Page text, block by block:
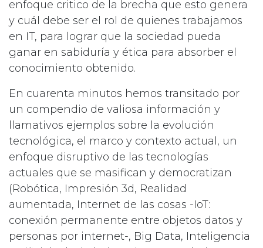
enfoque critico de la brecha que esto genera
y cuál debe ser el rol de quienes trabajamos
en IT, para lograr que la sociedad pueda
ganar en sabiduría y ética para absorber el
conocimiento obtenido.
En cuarenta minutos hemos transitado por
un compendio de valiosa información y
llamativos ejemplos sobre la evolución
tecnológica, el marco y contexto actual, un
enfoque disruptivo de las tecnologías
actuales que se masifican y democratizan
(Robótica, Impresión 3d, Realidad
aumentada, Internet de las cosas -IoT:
conexión permanente entre objetos datos y
personas por internet-, Big Data, Inteligencia